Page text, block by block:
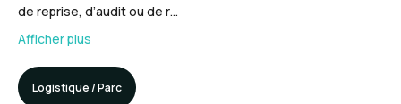
de reprise, d’audit ou de r…
Afficher plus
Logistique / Parc